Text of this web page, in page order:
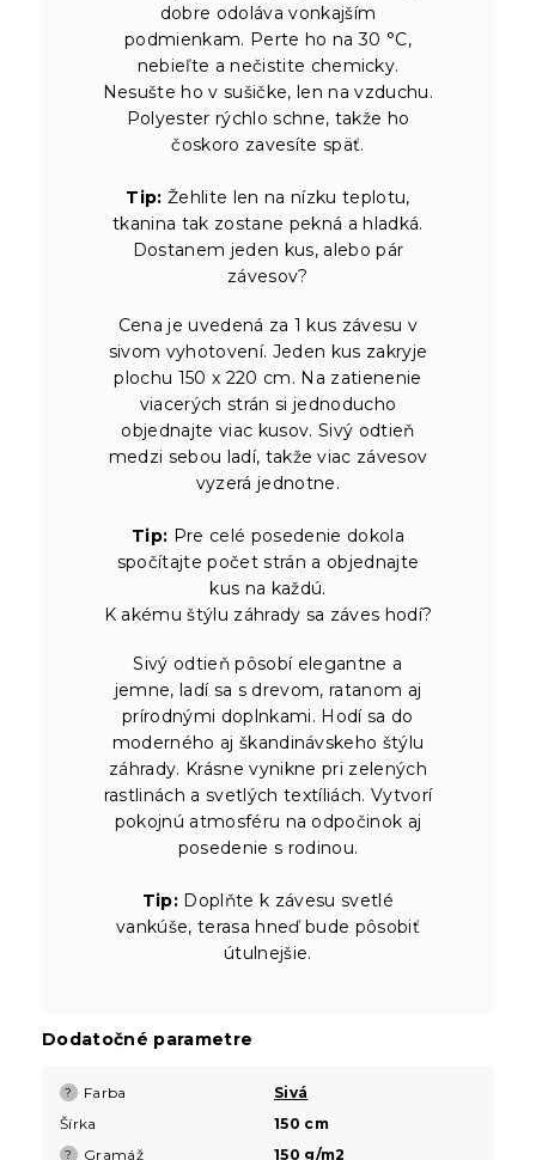
dobre odoláva vonkajším
podmienkam. Perte ho na 30 °C,
nebieľte a nečistite chemicky.
Nesušte ho v sušičke, len na vzduchu.
Polyester rýchlo schne, takže ho
čoskoro zavesíte späť.
Tip: Žehlite len na nízku teplotu,
tkanina tak zostane pekná a hladká.
Dostanem jeden kus, alebo pár
závesov?
Cena je uvedená za 1 kus závesu v
sivom vyhotovení. Jeden kus zakryje
plochu 150 x 220 cm. Na zatienenie
viacerých strán si jednoducho
objednajte viac kusov. Sivý odtieň
medzi sebou ladí, takže viac závesov
vyzerá jednotne.
Tip: Pre celé posedenie dokola
spočítajte počet strán a objednajte
kus na každú.
K akému štýlu záhrady sa záves hodí?
Sivý odtieň pôsobí elegantne a
jemne, ladí sa s drevom, ratanom aj
prírodnými doplnkami. Hodí sa do
moderného aj škandinávskeho štýlu
záhrady. Krásne vynikne pri zelených
rastlinách a svetlých textíliách. Vytvorí
pokojnú atmosféru na odpočinok aj
posedenie s rodinou.
Tip: Doplňte k závesu svetlé
vankúše, terasa hneď bude pôsobiť
útulnejšie.
Dodatočné parametre
? Farba
Sivá
Šírka
150 cm
? Gramáž 150 g/m2